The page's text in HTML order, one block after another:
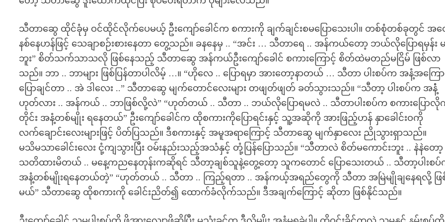
သီတာဆွေ ထိုင်ခုံမှ ဝင်ထိုင်လိုက်ပေမယ့် ဦးကျော်ခေါင်က စကားကို ချက်ချင်းစမပြောသေးပါ။ တစ်စုံတစ်ခုတွင် အတွ
နစ်နေဟန်ဖြင့် သေချာစဉ်းစားနေတာ တွေ့သည်။ ခနနေမှ .. “အင်း … သီတာရေ .. အန်ကယ်တော့ ဘယ်လိုပြောရမှန်း
ဘူး” စိတ်သက်သာသလို ဖြစ်နေသည့် သီတာဆွေ အန်ကယ်ဦးကျော်ခေါင် စကားကြောင့် စိတ်ထဲမတည်မငြိမ် ဖြစ်လာ
သည်။ ဘာ .. ဘာများ ဖြစ်ပြန်တာပါလိမ့် …။ “ဟိုလေ .. ပြောရမှာ အားတော့နာတယ် … သီတာ ပါးစပ်က အနံ့အကြော
ပြောချင်တာ .. အဲ ဒါလေး ..” သီတာဆွေ မျက်တောင်လေးများ တဖျတ်ဖျတ် ခတ်သွားသည်။ “သီတာ့ ပါးစပ်က အနံံ့
ဟုတ်လား .. အန်ကယ် .. ဘာဖြစ်လို့လဲ” “ဟုတ်တယ် .. သီတာ .. ဘယ်လိုပြောရမလဲ .. သီတာပါးစပ်က စကားပြောလို
တိုင်း အနံ့တစ်မျိုး ရနေတယ်” ဦးကျော်ခေါင်က ထိုစကားကိုပြောရင်းနှင့် သူ့အဆိုကို အားဖြည့်ဟန် နှာခေါင်းဝကို
လက်ချောင်းလေးများဖြင့် ပိတ်ပြသည်။ ဒီစကားနှင့် အမူအရာကြောင့် သီတာဆွေ မျက်နှာလေး ညိုသွားရှာသည်။
မသိမသာခေါင်းလေး ငုံ့ကျသွားပြီး ဝမ်းနည်းသည့်အသံနှင့် တုံ့ပြန်ပြောသည်။ “သီတာလဲ စိတ်မကောင်းဘူး .. နဲနဲတော့
သတိထားမိတယ် .. မနေ့ကညနေတုန်းကဆိုရင် သီတာ့ချစ်သူနဲ့တွေ့တော့ သူကတောင် ပြောသေးတယ် .. သီတာ့ပါးစ
အနံ့တစ်မျိုးရနေတယ်တဲ့” “ဟုတ်တယ် .. သီတာ .. ကြည့်ရတာ .. အန်ကယ့်အရည်တွေကို သီတာ အမြဲမျိုချနေရလို့ ဖြ
မယ်” သီတာဆွေ ထိုစကားကို ခေါင်းညိတ်၍ ထောက်ခံလိုက်သည်။ ဒီအချက်ကြောင့် ဆိုတာ ဖြစ်နိုင်သည်။